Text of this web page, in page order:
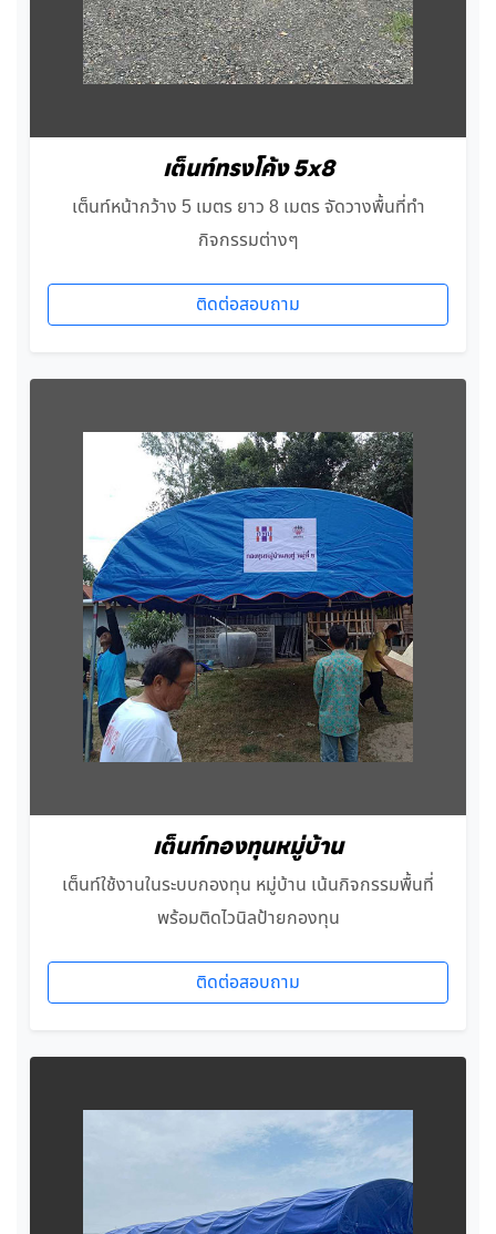
เต็นท์ทรงโค้ง 5x8
เต็นท์หน้ากว้าง 5 เมตร ยาว 8 เมตร จัดวางพื้นที่ทำ
กิจกรรมต่างๆ
ติดต่อสอบถาม
เต็นท์กองทุนหมู่บ้าน
เต็นท์ใช้งานในระบบกองทุน หมู่บ้าน เน้นกิจกรรมพื้นที่
พร้อมติดไวนิลป้ายกองทุน
ติดต่อสอบถาม